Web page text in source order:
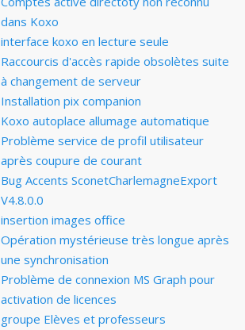
dans Koxo
interface koxo en lecture seule
Raccourcis d'accès rapide obsolètes suite
à changement de serveur
Installation pix companion
Koxo autoplace allumage automatique
Problème service de profil utilisateur
après coupure de courant
Bug Accents SconetCharlemagneExport
V4.8.0.0
insertion images office
Opération mystérieuse très longue après
une synchronisation
Problème de connexion MS Graph pour
activation de licences
groupe Elèves et professeurs